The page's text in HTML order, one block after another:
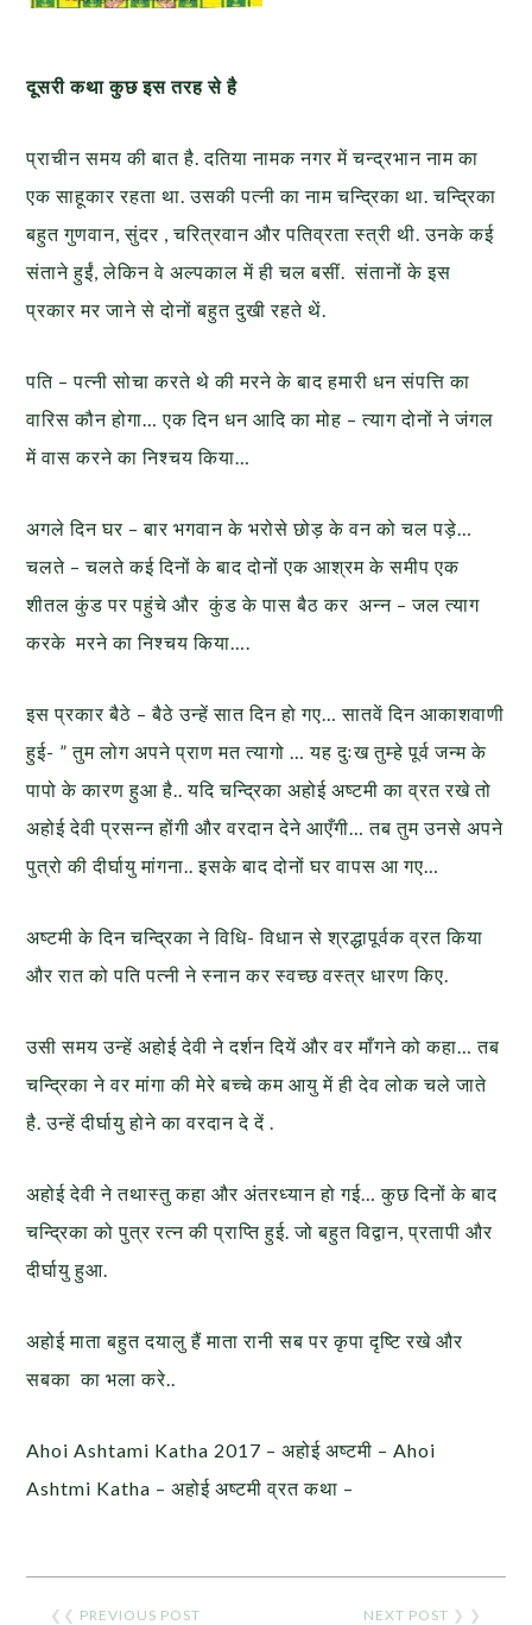
दूसरी कथा कुछ इस तरह से है
प्राचीन समय की बात है. दतिया नामक नगर में चन्द्रभान नाम का
एक साहूकार रहता था. उसकी पत्नी का नाम चन्द्रिका था. चन्द्रिका
बहुत गुणवान, सुंदर , चरित्रवान और पतिव्रता स्त्री थी. उनके कई
संताने हुईं, लेकिन वे अल्पकाल में ही चल बसीं. संतानों के इस
प्रकार मर जाने से दोनों बहुत दुखी रहते थें.
पति – पत्नी सोचा करते थे की मरने के बाद हमारी धन संपत्ति का
वारिस कौन होगा… एक दिन धन आदि का मोह – त्याग दोनों ने जंगल
में वास करने का निश्चय किया…
अगले दिन घर – बार भगवान के भरोसे छोड़ के वन को चल पड़े…
चलते – चलते कई दिनों के बाद दोनों एक आश्रम के समीप एक
शीतल कुंड पर पहुंचे और कुंड के पास बैठ कर अन्न – जल त्याग
करके मरने का निश्चय किया….
इस प्रकार बैठे – बैठे उन्हें सात दिन हो गए… सातवें दिन आकाशवाणी
हुई- ” तुम लोग अपने प्राण मत त्यागो … यह दुःख तुम्हे पूर्व जन्म के
पापो के कारण हुआ है.. यदि चन्द्रिका अहोई अष्टमी का व्रत रखे तो
अहोई देवी प्रसन्न होंगी और वरदान देने आएँगी… तब तुम उनसे अपने
पुत्रो की दीर्घायु मांगना.. इसके बाद दोनों घर वापस आ गए…
अष्टमी के दिन चन्द्रिका ने विधि- विधान से श्रद्धापूर्वक व्रत किया
और रात को पति पत्नी ने स्नान कर स्वच्छ वस्त्र धारण किए.
उसी समय उन्हें अहोई देवी ने दर्शन दियें और वर माँगने को कहा… तब
चन्द्रिका ने वर मांगा की मेरे बच्चे कम आयु में ही देव लोक चले जाते
है. उन्हें दीर्घायु होने का वरदान दे दें .
अहोई देवी ने तथास्तु कहा और अंतरध्यान हो गई… कुछ दिनों के बाद
चन्द्रिका को पुत्र रत्न की प्राप्ति हुई. जो बहुत विद्वान, प्रतापी और
दीर्घायु हुआ.
अहोई माता बहुत दयालु हैं माता रानी सब पर कृपा दृष्टि रखे और
सबका का भला करे..
Ahoi Ashtami Katha 2017 – अहोई अष्टमी – Ahoi
Ashtmi Katha – अहोई अष्टमी व्रत कथा –
❮❮ PREVIOUS POST NEXT POST ❯ ❯